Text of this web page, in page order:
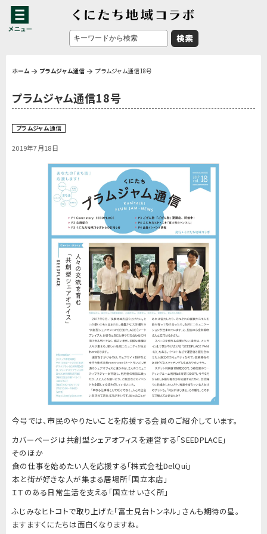
ホーム プラムジャム通信 プラムジャム通信18号
プラムジャム通信18号
プラムジャム通信
2019年7月18日
今号では、市民のやりたいことを応援する会員のご紹介しています。
カバーページは共創型シェアオフィスを運営する「SEEDPLACE」
そのほか
食の仕事を始めたい人を応援する「株式会社DelQui」
本と街が好きな人が集まる居場所「国立本店」
ＩＴのある日常生活を支える「国立せいさく所」
ふじみなヒトコトで取り上げた「富士見台トンネル」さんも期待の星。
ますますくにたちは面白くなりますね。